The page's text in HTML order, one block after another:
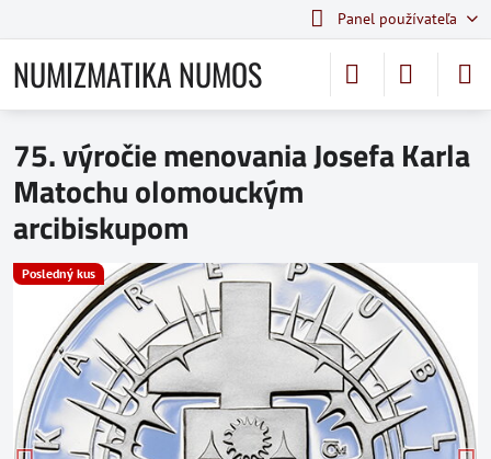
Panel používateľa
NUMIZMATIKA NUMOS
Posledný kus
75. výročie menovania Josefa Karla
Matochu olomouckým
arcibiskupom